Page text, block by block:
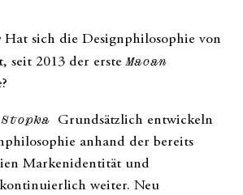
Hat sich die Designphilosophie von
seit 2013 der ersteMacan
Stopka Grundsätzlich entwickeln
anhand der bereits
Markenidentität und
weiter. Neu